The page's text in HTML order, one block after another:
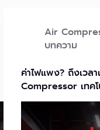
Air
บทความ
ค่าไฟแพง? ถึงเวล
Compressor เทค